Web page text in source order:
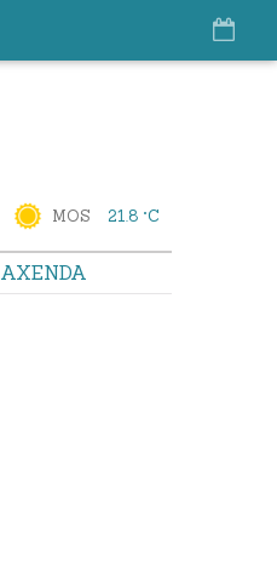
MOS 21.8 °C
AXENDA